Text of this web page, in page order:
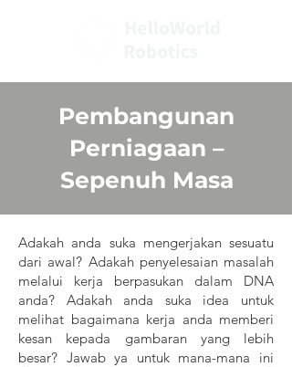
Pembangunan
Perniagaan –
Sepenuh Masa
Adakah anda suka mengerjakan sesuatu
dari awal? Adakah penyelesaian masalah
melalui kerja berpasukan dalam DNA
anda? Adakah anda suka idea untuk
melihat bagaimana kerja anda memberi
kesan kepada gambaran yang lebih
besar? Jawab ya untuk mana-mana ini